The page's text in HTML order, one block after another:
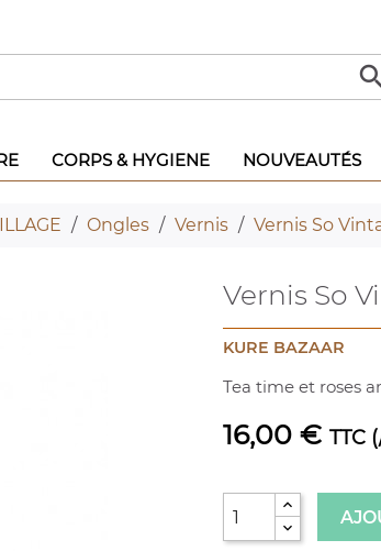
CORPS & HYGIENE NOUVEAUTÉS
Ongles Vernis Vernis So
Vernis So
KURE BAZAAR
Tea time et roses
16,00 € TTC